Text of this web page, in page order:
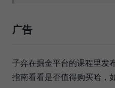
广告
子弈在掘金平台的课程里发
指南看看是否值得购买哈，